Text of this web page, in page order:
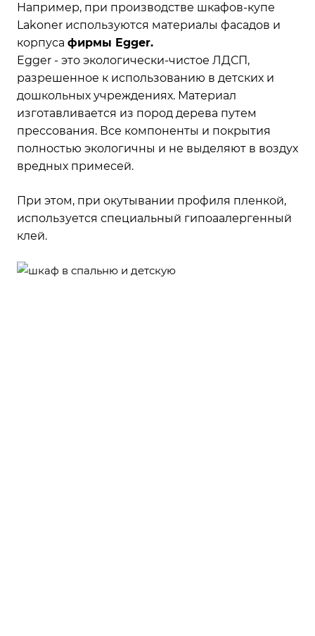
Например, при производстве шкафов-купе
Lakoner используются материалы фасадов и
корпуса фирмы Egger.
Egger - это экологически-чистое ЛДСП,
разрешенное к использованию в детских и
дошкольных учреждениях. Материал
изготавливается из пород дерева путем
прессования. Все компоненты и покрытия
полностью экологичны и не выделяют в воздух
вредных примесей.
При этом, при окутывании профиля пленкой,
используется специальный гипоаалергенный
клей.